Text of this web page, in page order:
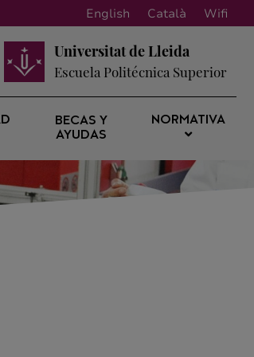
English Català Wifi
Universitat de Lleida
Escuela Politécnica Superior
BECAS Y
AYUDAS
NORMATIVA